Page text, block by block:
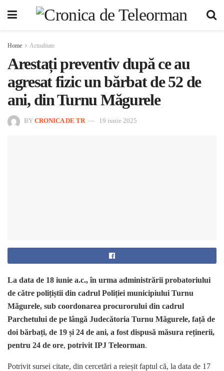
Home Actualitate
Arestați preventiv după ce au
agresat fizic un bărbat de 52 de
ani, din Turnu Măgurele
BY CRONICA DE TR 19 iunie 2025
La data de 18 iunie a.c., în urma administrării probatoriului
de către polițiștii din cadrul Poliției municipiului Turnu
Măgurele, sub coordonarea procurorului din cadrul
Parchetului de pe lângă Judecătoria Turnu Măgurele, față de
doi bărbați, de 19 și 24 de ani, a fost dispusă măsura reținerii,
pentru 24 de ore, potrivit IPJ Teleorman.
Potrivit sursei citate, din cercetări a reieșit faptul că, la data de 17